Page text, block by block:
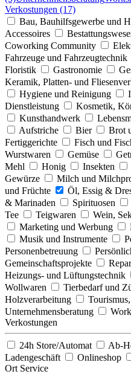
Verkostungen (17)
Bau, Bauhilfsgewerbe und
Accessoires
Coworking Community
Fahrzeuge und Fahrzeugtechnik
Floristik
Gastronomie
Keramik, Platten- und
Hygiene und Reinigung
Dienstleistung
Kosmetik,
Kunsthandwerk
Aufstriche
Bier Brot
Fertiggerichte
Fisch und
Wurstwaren
Gemüse
Mehl
Honig Insekten
Gewürze
Milch und
und Früchte
Öl, Essig &
& Marinaden
Spirituosen
Tee
Teigwaren Wein,
Marketing und Werbung
Musik und Instrumente
Personenbetreuung
Gemeinschaftsprojekte
Heizungs- und Lüftungstechnik
Wollwaren
Tierbedarf und
Holzverarbeitung
Unternehmensberatung
Verkostungen
24h Store/Automat Ab-
Ladengeschäft
Onlineshop
Ort Service